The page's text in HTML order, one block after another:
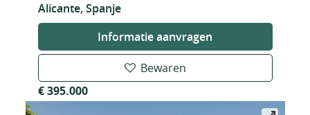
Alicante, Spanje
Informatie aanvragen
Bewaren
€ 395.000